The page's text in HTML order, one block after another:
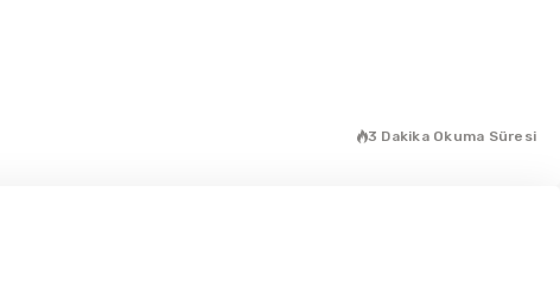
3 Dakika Okuma Süresi